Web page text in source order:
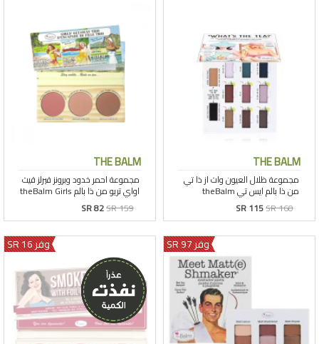
THE BALM
SR 115SR 160
THE BALM
SR 82SR 159
وفر 97 SR وفر 16 SR